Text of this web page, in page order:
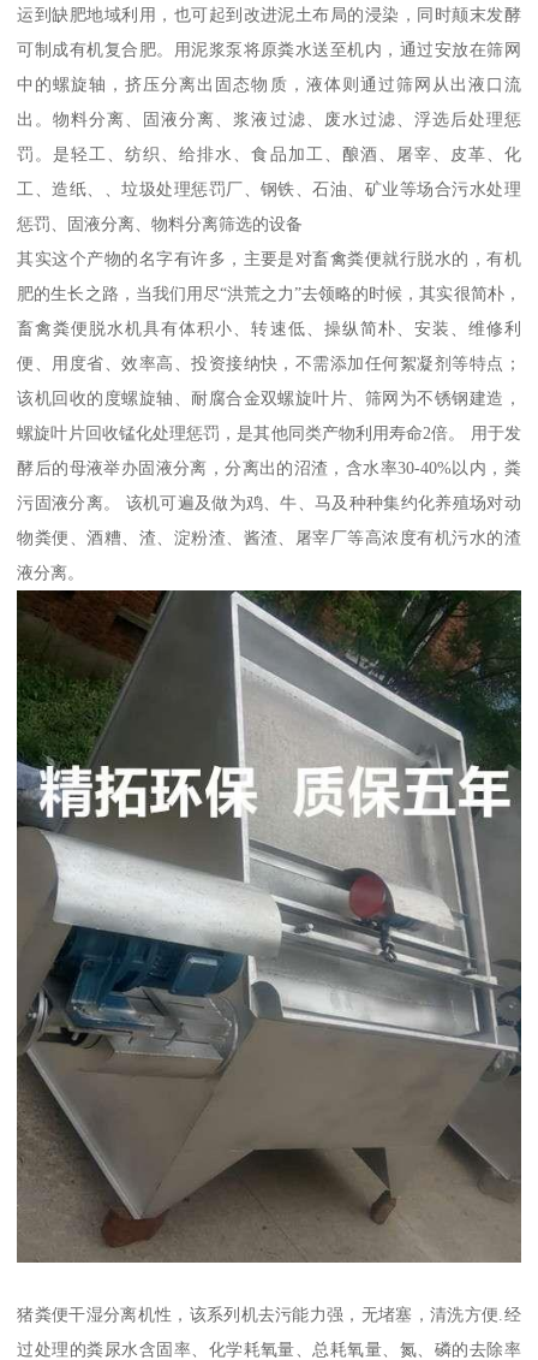
运到缺肥地域利用，也可起到改进泥土布局的浸染，同时颠末发酵
可制成有机复合肥。用泥浆泵将原粪水送至机内，通过安放在筛网
中的螺旋轴，挤压分离出固态物质，液体则通过筛网从出液口流
出。物料分离、固液分离、浆液过滤、废水过滤、浮选后处理惩
罚。是轻工、纺织、给排水、食品加工、酿酒、屠宰、皮革、化
工、造纸、、垃圾处理惩罚厂、钢铁、石油、矿业等场合污水处理
惩罚、固液分离、物料分离筛选的设备
其实这个产物的名字有许多，主要是对畜禽粪便就行脱水的，有机
肥的生长之路，当我们用尽“洪荒之力”去领略的时候，其实很简朴，
畜禽粪便脱水机具有体积小、转速低、操纵简朴、安装、维修利
便、用度省、效率高、投资接纳快，不需添加任何絮凝剂等特点；
该机回收的度螺旋轴、耐腐合金双螺旋叶片、筛网为不锈钢建造，
螺旋叶片回收锰化处理惩罚，是其他同类产物利用寿命2倍。 用于发
酵后的母液举办固液分离，分离出的沼渣，含水率30-40%以内，粪
污固液分离。 该机可遍及做为鸡、牛、马及种种集约化养殖场对动
物粪便、酒糟、渣、淀粉渣、酱渣、屠宰厂等高浓度有机污水的渣
液分离。
猪粪便干湿分离机性，该系列机去污能力强，无堵塞，清洗方便.经
过处理的粪尿水含固率、化学耗氧量、总耗氧量、氮、磷的去除率